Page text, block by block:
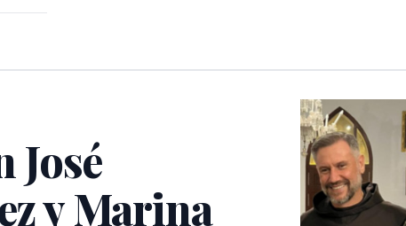
José
y Marina